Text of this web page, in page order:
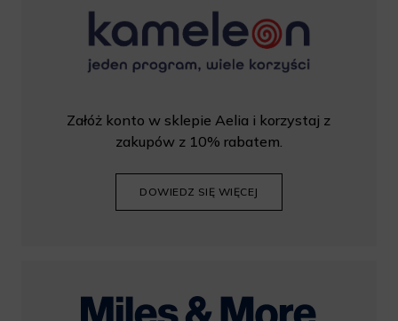
Załóż konto w sklepie Aelia i korzystaj z
zakupów z 10% rabatem.
DOWIEDZ SIĘ WIĘCEJ